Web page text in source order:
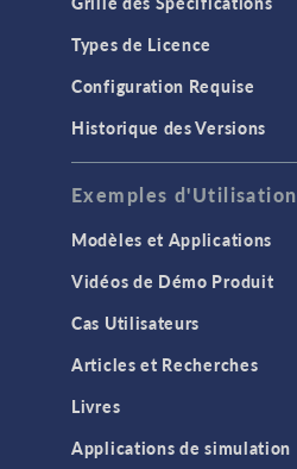
Types de Licence
Configuration Requise
Historique des Versions
Exemples d'Utilisation
Modèles et Applications
Vidéos de Démo Produit
Cas Utilisateurs
Articles et Recherches
Livres
Applications de simulation